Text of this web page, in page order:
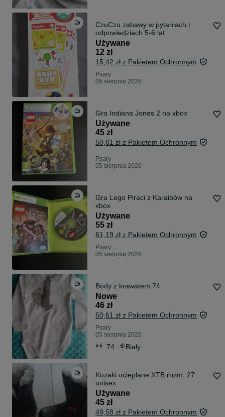
CzuCzu zabawy w pytaniach i
odpowiedziach 5-6 lat
Używane
12 zł
15,42 zł z Pakietem Ochronnym
Psary
05 sierpnia 2026
Gra Indiana Jones 2 na xbox
Używane
45 zł
50,61 zł z Pakietem Ochronnym
Psary
05 sierpnia 2026
Gra Lego Piraci z Karaibów na
xbox
Używane
55 zł
61,19 zł z Pakietem Ochronnym
Psary
05 sierpnia 2026
Body z krawatem 74
Nowe
46 zł
50,61 zł z Pakietem Ochronnym
Psary
05 sierpnia 2026
74 Biały
Kozaki ocieplane XTB rozm. 27
unisex
Używane
45 zł
49,58 zł z Pakietem Ochronnym